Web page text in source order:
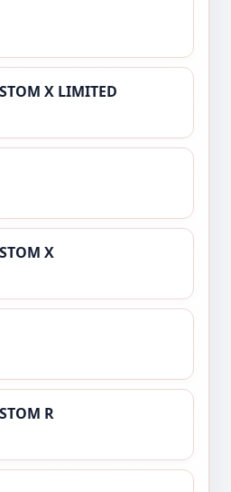
X LIMITED
X
R